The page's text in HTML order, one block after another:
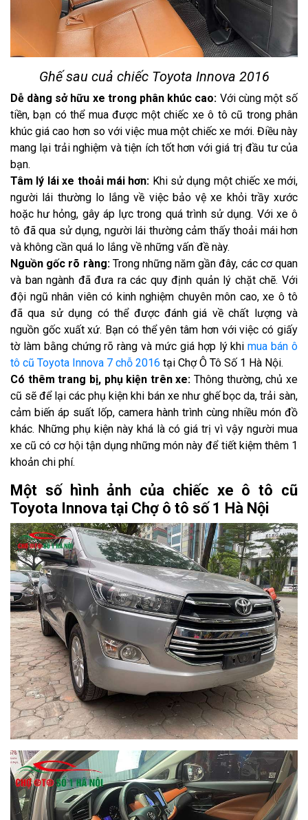
Ghế sau cuả chiếc Toyota Innova 2016
Dễ dàng sở hữu xe trong phân khúc cao: Với cùng một số
tiền, bạn có thể mua được một chiếc xe ô tô cũ trong phân
khúc giá cao hơn so với việc mua một chiếc xe mới. Điều này
mang lại trải nghiệm và tiện ích tốt hơn với giá trị đầu tư của
bạn.
Tâm lý lái xe thoải mái hơn: Khi sử dụng một chiếc xe mới,
người lái thường lo lắng về việc bảo vệ xe khỏi trầy xước
hoặc hư hỏng, gây áp lực trong quá trình sử dụng. Với xe ô
tô đã qua sử dụng, người lái thường cảm thấy thoải mái hơn
và không cần quá lo lắng về những vấn đề này.
Nguồn gốc rõ ràng:Trong những năm gần đây, các cơ quan
và ban ngành đã đưa ra các quy định quản lý chặt chẽ. Với
đội ngũ nhân viên có kinh nghiệm chuyên môn cao, xe ô tô
đã qua sử dụng có thể được đánh giá về chất lượng và
nguồn gốc xuất xứ. Bạn có thể yên tâm hơn với việc có giấy
tờ làm bằng chứng rõ ràng và mức giá hợp lý khimua bán ô
tô cũ Toyota Innova 7 chỗ 2016 tại Chợ Ô Tô Số 1 Hà Nội.
Có thêm trang bị, phụ kiện trên xe: Thông thường, chủ xe
cũ sẽ để lại các phụ kiện khi bán xe như ghế bọc da, trải sàn,
cảm biến áp suất lốp, camera hành trình cùng nhiều món đồ
khác. Những phụ kiện này khá là có giá trị vì vậy người mua
xe cũ có cơ hội tận dụng những món này để tiết kiệm thêm 1
khoản chi phí.
Một số hình ảnh của chiếc xe ô tô cũ
Toyota Innova tại Chợ ô tô số 1 Hà Nội